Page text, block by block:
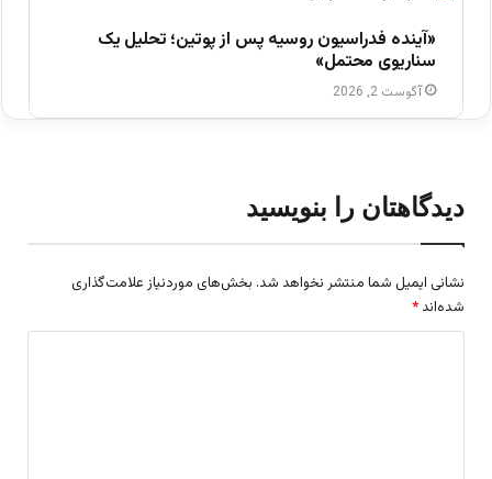
«آینده فدراسیون روسیه پس از پوتین؛ تحلیل یک
سناریوی محتمل»
آگوست 2, 2026
دیدگاهتان را بنویسید
نشانی ایمیل شما منتشر نخواهد شد. بخش‌های موردنیاز علامت‌گذاری
شده‌اند *